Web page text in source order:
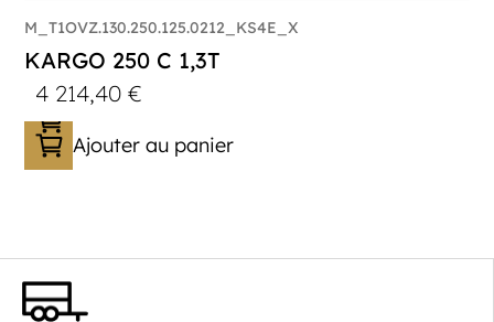
PTAC :
M_T1OVZ.130.250.125.0212_KS4E_X
KARGO 250 C 1,3T
4 214,40€
Ajouter au panier